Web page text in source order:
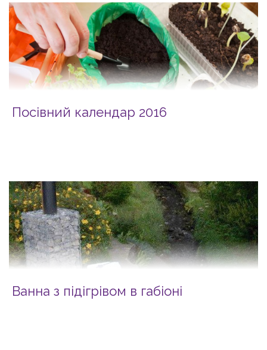
Посівний календар 2016
Ванна з підігрівом в габіоні